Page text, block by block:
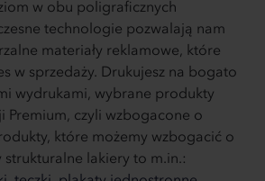
w obu poligraficznych
technologie pozwalają nam
materiały reklamowe, które
w sprzedaży. Drukujesz na bogato
wydrukami, wybrane produkty
Premium, czyli wzbogacone o
które możemy wzbogacić o
strukturalne lakiery to m.in.: